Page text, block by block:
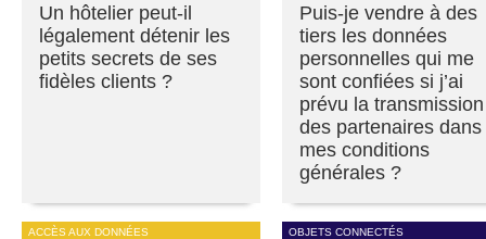
Un hôtelier peut-il
légalement détenir les
petits secrets de ses
fidèles clients ?
Puis-je vendre à des
tiers les données
personnelles qui me
sont confiées si j’ai
prévu la
des partenaires dans
mes conditions
générales ?
ACCÈS AUX DONNÉES OBJETS CONNECTÉS